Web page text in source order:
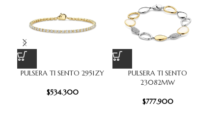
PULSERA TI SENTO 2951ZY
$534.300
PULSERA TI SENTO
23082MW
$777.900